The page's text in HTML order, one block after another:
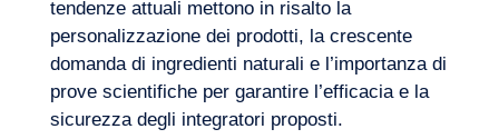
tendenze attuali mettono in risalto la
personalizzazione dei prodotti, la crescente
domanda di ingredienti naturali e l’importanza di
prove scientifiche per garantire l’efficacia e la
sicurezza degli integratori proposti.